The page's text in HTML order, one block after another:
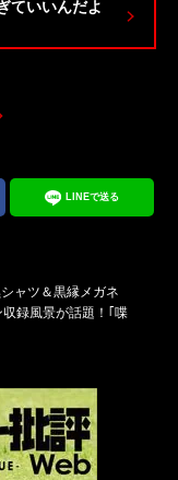
ていいんだよ
LINEで送る
ャツ＆黒縁メガネ
録風景が話題！｢喋